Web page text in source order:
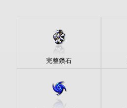
完整鑽石